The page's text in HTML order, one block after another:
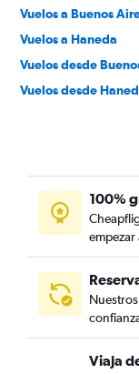
Vuelos a Buenos
Vuelos a Haneda
Vuelos desde
Vuelos desde
100%
empezar
Viaja